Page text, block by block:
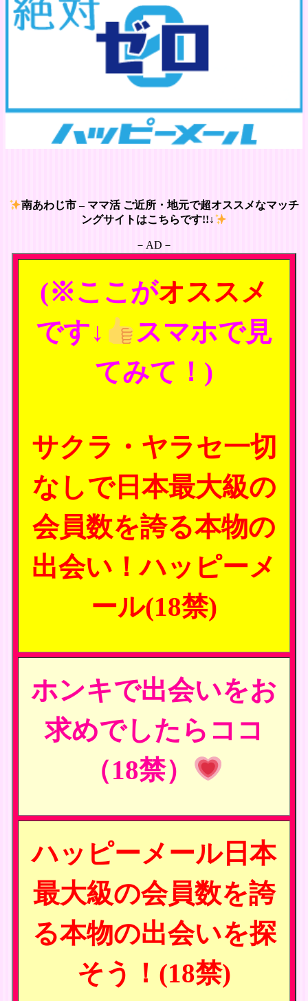
南あわじ市 – ママ活 ご近所・地元で超オススメなマッチ
ングサイトはこちらです!!↓
－AD－
(※ここがオススメ
です↓
スマホで見
てみて！)
サクラ・ヤラセ一切
なしで日本最大級の
会員数を誇る本物の
出会い！ハッピーメ
ール(18禁)
ホンキで出会いをお
求めでしたらココ
（18禁）
ハッピーメール日本
最大級の会員数を誇
る本物の出会いを探
そう！(18禁)